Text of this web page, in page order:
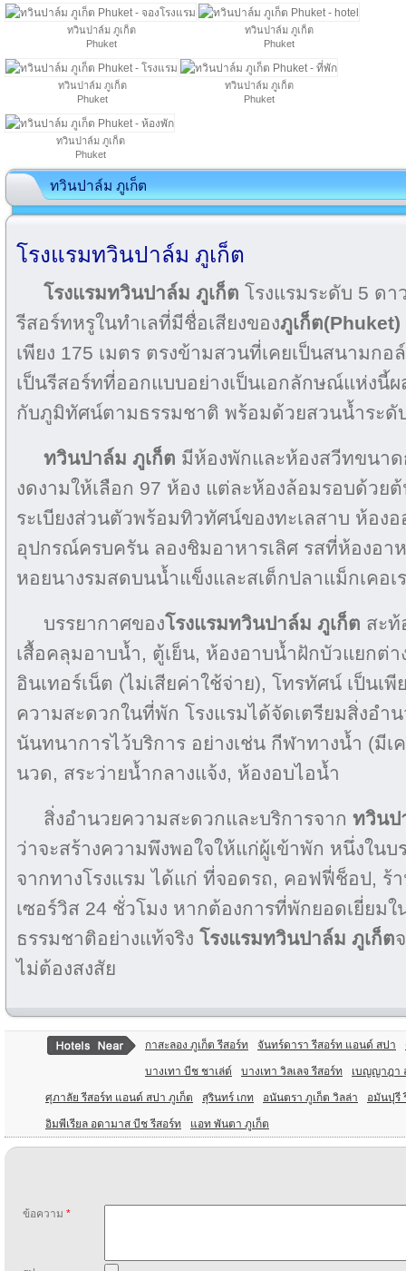
ทวินปาล์ม ภูเก็ต
Phuket
ทวินปาล์ม ภูเก็ต
Phuket
ทวินปาล์ม ภูเก็ต
Phuket
ทวินปาล์ม ภูเก็ต
Phuket
ทวินปาล์ม ภูเก็ต
Phuket
ทวินปาล์ม ภูเก็ต
โรงแรมทวินปาล์ม ภูเก็ต
โรงแรมทวินปาล์ม ภูเก็ต โรงแรมระดับ 5 ด
รีสอร์ทหรูในทำเลที่มีชื่อเสียงของภูเก็ต(Phuket)
เพียง 175 เมตร ตรงข้ามสวนที่เคยเป็นสนามกอ
เป็นรีสอร์ทที่ออกแบบอย่างเป็นเอกลักษณ์แห่งนี้
กับภูมิทัศน์ตามธรรมชาติ พร้อมด้วยสวนน้ำระดั
ทวินปาล์ม ภูเก็ต มีห้องพักและห้องสวีทขนาด
งดงามให้เลือก 97 ห้อง แต่ละห้องล้อมรอบด้วย
ระเบียงส่วนตัวพร้อมทิวทัศน์ของทะเลสาบ ห้อง
อุปกรณ์ครบครัน ลองชิมอาหารเลิศ รสที่ห้องอา
หอยนางรมสดบนน้ำแข็งและสเต็กปลาแม็กเคอเ
บรรยากาศของโรงแรมทวินปาล์ม ภูเก็ต สะท้
เสื้อคลุมอาบน้ำ, ตู้เย็น, ห้องอาบน้ำฝักบัวแยกต่
อินเทอร์เน็ต (ไม่เสียค่าใช้จ่าย), โทรทัศน์ เป็นเ
ความสะดวกในที่พัก โรงแรมได้จัดเตรียมสิ่งอำ
นันทนาการไว้บริการ อย่างเช่น กีฬาทางน้ำ (มีเ
นวด, สระว่ายน้ำกลางแจ้ง, ห้องอบไอน้ำ
สิ่งอำนวยความสะดวกและบริการจาก ทวินป
ว่าจะสร้างความพึงพอใจให้แก่ผู้เข้าพัก หนึ่งใน
จากทางโรงแรม ได้แก่ ที่จอดรถ, คอฟฟี่ช็อป, ร้
เซอร์วิส 24 ชั่วโมง หากต้องการที่พักยอดเยี่ยม
ธรรมชาติอย่างแท้จริง โรงแรมทวินปาล์ม ภูเก็ต
ไม่ต้องสงสัย
กาสะลอง ภูเก็ต รีสอร์ท จันทร์ดารา รีสอร์ท แอนด์ สปา
บางเทา บีช ชาเล่ต์ บางเทา วิลเลจ รีสอร์ท เบญญาฎา
ศุภาลัย รีสอร์ท แอนด์ สปา ภูเก็ต สุรินทร์ เกท อนันตรา ภูเก็ต วิลล่า อมันปุรี
อิมพีเรียล อดามาส บีช รีสอร์ท แอท พันตา ภูเก็ต
ข้อความ *